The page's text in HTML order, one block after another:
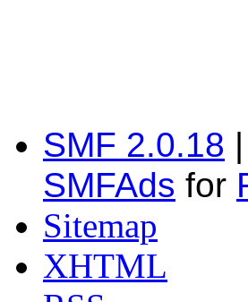
SMF 2.0.18 |
SMFAds for
Sitemap
XHTML